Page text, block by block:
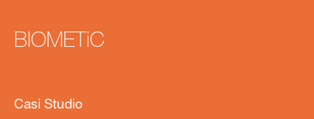
BIOMETiC
Casi Studio